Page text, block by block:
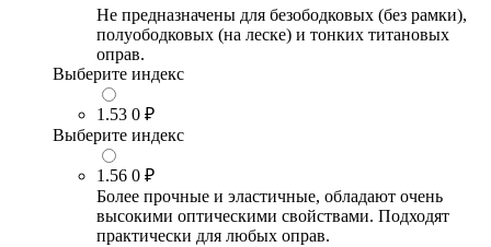
Не предназначены для безободковых (без рамки),
полуободковых (на леске) и тонких титановых
оправ.
Выберите индекс
1.53 0 ₽
Выберите индекс
1.56 0 ₽
Более прочные и эластичные, обладают очень
высокими оптическими свойствами. Подходят
практически для любых оправ.